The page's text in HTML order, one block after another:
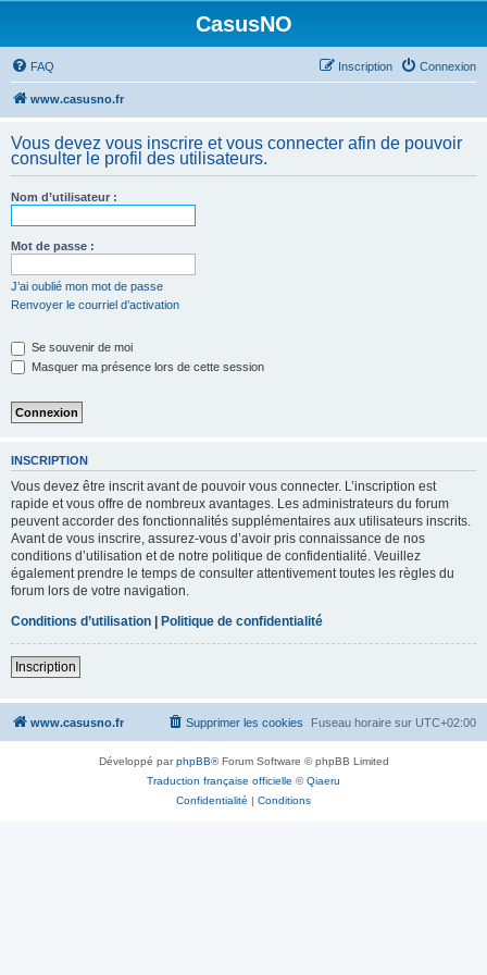
CasusNO
FAQ Connexion
Inscription
www.casusno.fr
Vous devez vous inscrire et vous connecter afin de pouvoir
consulter le profil des utilisateurs.
Nom d’utilisateur :
Mot de passe :
J’ai oublié mon mot de passe
Renvoyer le courriel d’activation
Se souvenir de moi
Masquer ma présence lors de cette session
INSCRIPTION
Vous devez être inscrit avant de pouvoir vous connecter. L’inscription est
rapide et vous offre de nombreux avantages. Les administrateurs du forum
peuvent accorder des fonctionnalités supplémentaires aux utilisateurs inscrits.
Avant de vous inscrire, assurez-vous d’avoir pris connaissance de nos
conditions d’utilisation et de notre politique de confidentialité. Veuillez
également prendre le temps de consulter attentivement toutes les règles du
forum lors de votre navigation.
Conditions d’utilisation | Politique de confidentialité
Inscription
www.casusno.fr Fuseau horaire sur UTC+02:00
Supprimer les cookies
Développé parphpBB® Forum Software © phpBB Limited
Traduction française officielle ©Qiaeru
Confidentialité | Conditions